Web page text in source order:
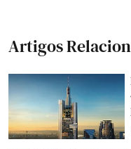
Artigos